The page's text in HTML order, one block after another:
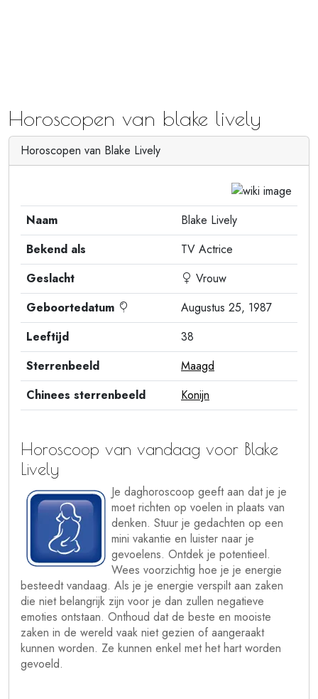
Horoscopen van blake lively
Horoscopen van Blake Lively
Naam
Blake Lively
Bekend als
TV Actrice
Geslacht
Vrouw
Geboortedatum
Augustus 25, 1987
Leeftijd
38
Sterrenbeeld
Maagd
Chinees sterrenbeeld
Konijn
Horoscoop van vandaag voor Blake
Lively
Je daghoroscoop geeft aan dat je je
moet richten op voelen in plaats van
denken. Stuur je gedachten op een
mini vakantie en luister naar je
gevoelens. Ontdek je potentieel.
Wees voorzichtig hoe je je energie
besteedt vandaag. Als je je energie verspilt aan zaken
die niet belangrijk zijn voor je dan zullen negatieve
emoties ontstaan. Onthoud dat de beste en mooiste
zaken in de wereld vaak niet gezien of aangeraakt
kunnen worden. Ze kunnen enkel met het hart worden
gevoeld.